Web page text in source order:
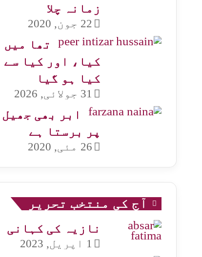
زمانہ چلا
22 جون, 2020
تھا میں
کیا، اور کیا سے
کیا ہو گیا
31 جولائی, 2026
ابر بھی جھیل
پر برستا ہے
26 مئی, 2020
آج کی منتخب تحریر
نازیہ کی کہانی
1 اپریل, 2023